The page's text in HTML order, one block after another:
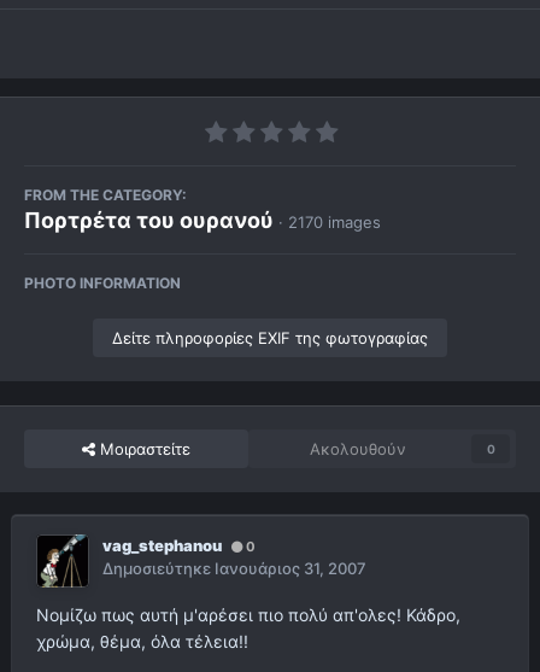
FROM THE CATEGORY:
Πορτρέτα του ουρανού · 2170 images
PHOTO INFORMATION
Δείτε πληροφορίες EXIF της φωτογραφίας
Μοιραστείτε Ακολουθούν 0
vag_stephanou 0
Δημοσιεύτηκε Ιανουάριος 31, 2007
Νομίζω πως αυτή μ'αρέσει πιο πολύ απ'ολες! Κάδρο,
χρώμα, θέμα, όλα τέλεια!!